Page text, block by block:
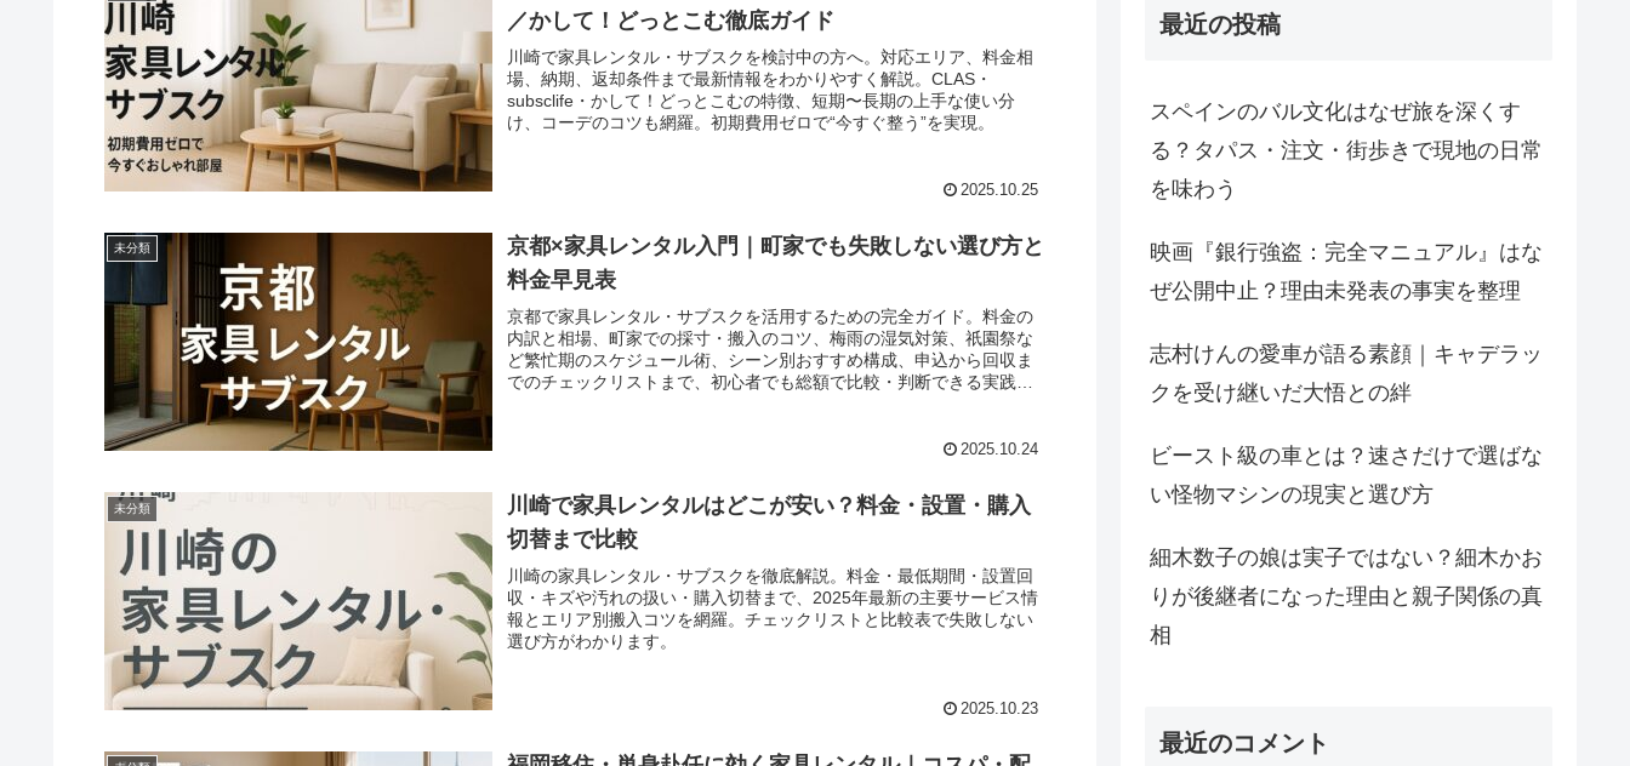
／かして！どっとこむ徹底ガイド
川崎で家具レンタル・サブスクを検討中の方へ。対応エリア、料金相
場、納期、返却条件まで最新情報をわかりやすく解説。CLAS・
subsclife・かして！どっとこむの特徴、短期〜長期の上手な使い分
け、コーデのコツも網羅。初期費用ゼロで“今すぐ整う”を実現。
2025.10.25
未分類
京都×家具レンタル入門｜町家でも失敗しない選び方と
料金早見表
京都で家具レンタル・サブスクを活用するための完全ガイド。料金の
内訳と相場、町家での採寸・搬入のコツ、梅雨の湿気対策、祇園祭な
ど繁忙期のスケジュール術、シーン別おすすめ構成、申込から回収ま
でのチェックリストまで、初心者でも総額で比較・判断できる実践情
2025.10.24
未分類
川崎で家具レンタルはどこが安い？料金・設置・購入
切替まで比較
川崎の家具レンタル・サブスクを徹底解説。料金・最低期間・設置回
収・キズや汚れの扱い・購入切替まで、2025年最新の主要サービス情
報とエリア別搬入コツを網羅。チェックリストと比較表で失敗しない
選び方がわかります。
2025.10.23
最近の投稿
スペインのバル文化はなぜ旅を深くす
る？タパス・注文・街歩きで現地の日常
を味わう
映画『銀行強盗：完全マニュアル』はな
ぜ公開中止？理由未発表の事実を整理
志村けんの愛車が語る素顔｜キャデラッ
クを受け継いだ大悟との絆
ビースト級の車とは？速さだけで選ばな
い怪物マシンの現実と選び方
細木数子の娘は実子ではない？細木かお
りが後継者になった理由と親子関係の真
相
最近のコメント